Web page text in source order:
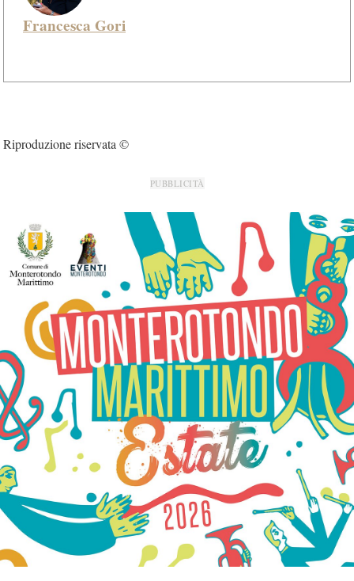
Francesca Gori
Riproduzione riservata ©
PUBBLICITÀ